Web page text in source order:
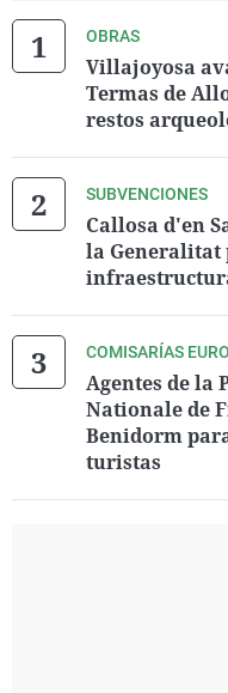
OBRAS
Villajoyosa
Termas de
restos
SUBVENCIONES
Callosa d'en
la Generalitat
COMISARÍAS
Agentes de la
Nationale de
Benidorm
turistas